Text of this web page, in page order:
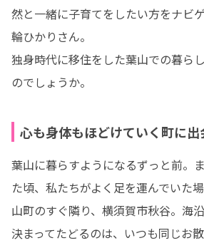
然と一緒に子育てをしたい方をナビ
輪ひかりさん。
独身時代に移住をした葉山での暮ら
のでしょうか。
心も身体もほどけていく町に出
葉山に暮らすようになるずっと前。
た頃、私たちがよく足を運んでいた
山町のすぐ隣り、横須賀市秋谷。海
決まってたどるのは、いつも同じお